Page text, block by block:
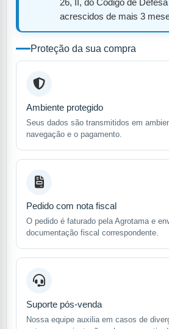
26, II, do Código de
acrescidos de mais 3
Proteção da sua compra
Ambiente protegido
Seus dados são transmitidos em
navegação e o pagamento.
Pedido com nota fiscal
O pedido é faturado pela Agrotama e
documentação fiscal correspondente.
Suporte pós-venda
Nossa equipe auxilia em casos de